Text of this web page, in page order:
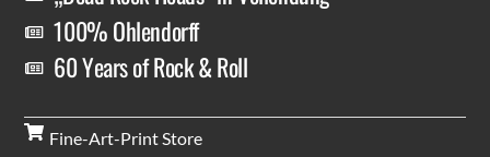
100% Ohlendorff
60 Years of Rock & Roll
Fine-Art-Print Store